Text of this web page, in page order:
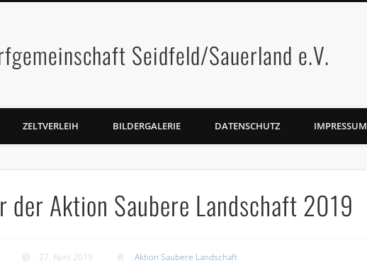
Seidfeld/Sauerland e.V.
ZELTVERLEIH BILDERGALERIE DATENSCHUTZ IMPRESSUM
der Aktion Saubere Landschaft 2019
27. April 2019 Aktion Saubere Landschaft